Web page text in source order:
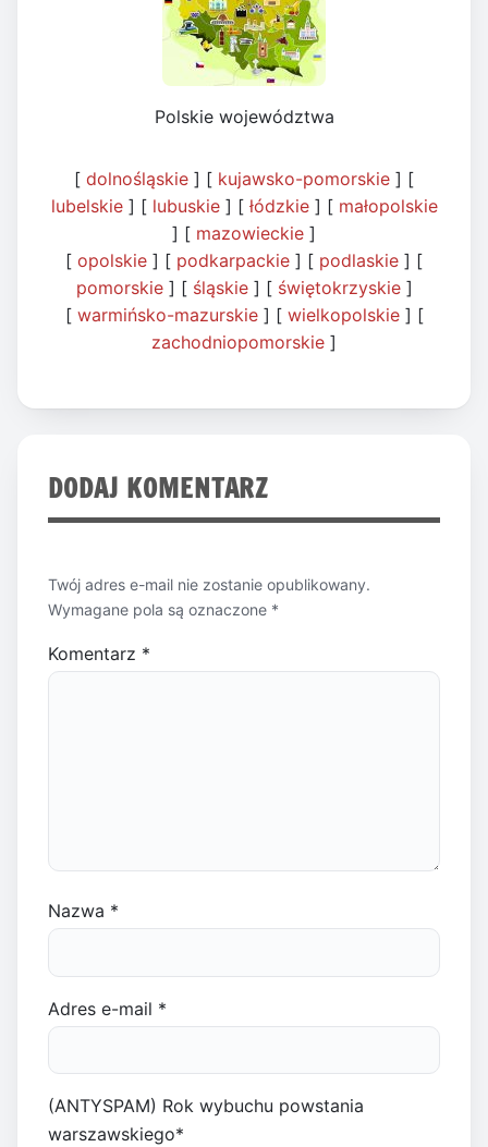
Polskie województwa
[ dolnośląskie ] [ kujawsko-pomorskie ] [
lubelskie] [ lubuskie] [ łódzkie] [ małopolskie
] [ mazowieckie ]
[ opolskie ] [ podkarpackie ] [ podlaskie ] [
pomorskie] [ śląskie] [ świętokrzyskie]
[ warmińsko-mazurskie] [ wielkopolskie] [
zachodniopomorskie ]
DODAJ KOMENTARZ
Twój adres e-mail nie zostanie opublikowany.
Wymagane pola są oznaczone *
Komentarz *
Nazwa *
Adres e-mail *
(ANTYSPAM) Rok wybuchu powstania
warszawskiego*